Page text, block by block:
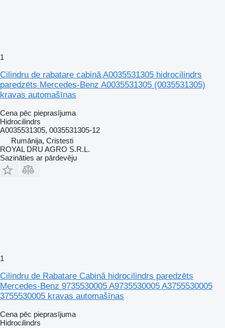
1
Cilindru de rabatare cabină A0035531305 hidrocilindrs
paredzēts Mercedes-Benz A0035531305 (0035531305)
kravas automašīnas
Cena pēc pieprasījuma
Hidrocilindrs
A0035531305, 0035531305-12
Rumānija, Cristesti
ROYAL DRU AGRO S.R.L.
Sazināties ar pārdevēju
1
Cilindru de Rabatare Cabină hidrocilindrs paredzēts
Mercedes-Benz 9735530005 A9735530005 A3755530005
3755530005 kravas automašīnas
Cena pēc pieprasījuma
Hidrocilindrs